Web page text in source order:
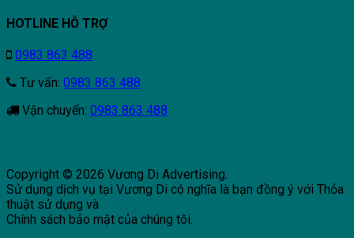
HOTLINE HỖ TRỢ
0983 863 488
Tư vấn: 0983 863 488
Vận chuyển: 0983 863 488
Copyright © 2026 Vương Di Advertising.
Sử dụng dịch vụ tại Vương Di có nghĩa là bạn đồng ý với Thỏa
thuật sử dụng và
Chính sách bảo mật của chúng tôi.